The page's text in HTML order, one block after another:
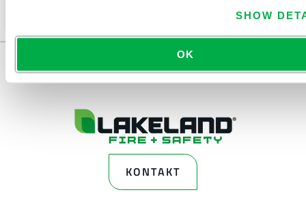
SHOW
OK
KONTAKT